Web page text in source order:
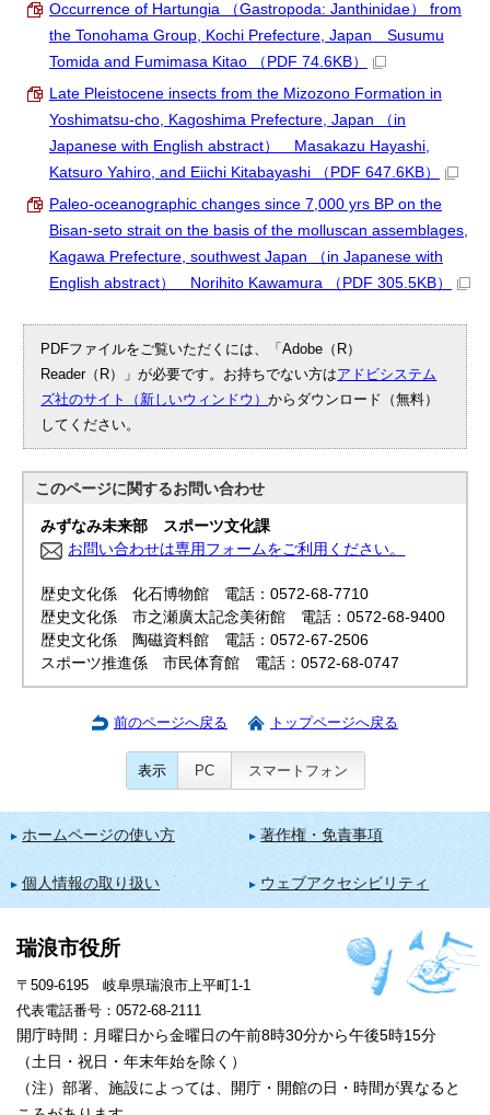
Occurrence of Hartungia （Gastropoda: Janthinidae） from
the Tonohama Group, Kochi Prefecture, Japan Susumu
Tomida and Fumimasa Kitao （PDF 74.6KB）
Late Pleistocene insects from the Mizozono Formation in
Yoshimatsu-cho, Kagoshima Prefecture, Japan （in
Japanese with English abstract） Masakazu Hayashi,
Katsuro Yahiro, and Eiichi Kitabayashi （PDF 647.6KB）
Paleo-oceanographic changes since 7,000 yrs BP on the
Bisan-seto strait on the basis of the molluscan assemblages,
Kagawa Prefecture, southwest Japan （in Japanese with
English abstract） Norihito Kawamura （PDF 305.5KB）
PDFファイルをご覧いただくには、「Adobe（R）
Reader（R）」が必要です。お持ちでない方はアドビシステム
ズ社のサイト（新しいウィンドウ）からダウンロード（無料）
してください。
このページに関するお問い合わせ
みずなみ未来部 スポーツ文化課
お問い合わせは専用フォームをご利用ください。
歴史文化係 化石博物館 電話：0572-68-7710
歴史文化係 市之瀬廣太記念美術館 電話：0572-68-9400
歴史文化係 陶磁資料館 電話：0572-67-2506
スポーツ推進係 市民体育館 電話：0572-68-0747
前のページへ戻る トップページへ戻る
表示 PC スマートフォン
ホームページの使い方 著作権・免責事項
個人情報の取り扱い ウェブアクセシビリティ
瑞浪市役所
〒509-6195 岐阜県瑞浪市上平町1-1
代表電話番号：0572-68-2111
開庁時間：月曜日から金曜日の午前8時30分から午後5時15分
（土日・祝日・年末年始を除く）
（注）部署、施設によっては、開庁・開館の日・時間が異なると